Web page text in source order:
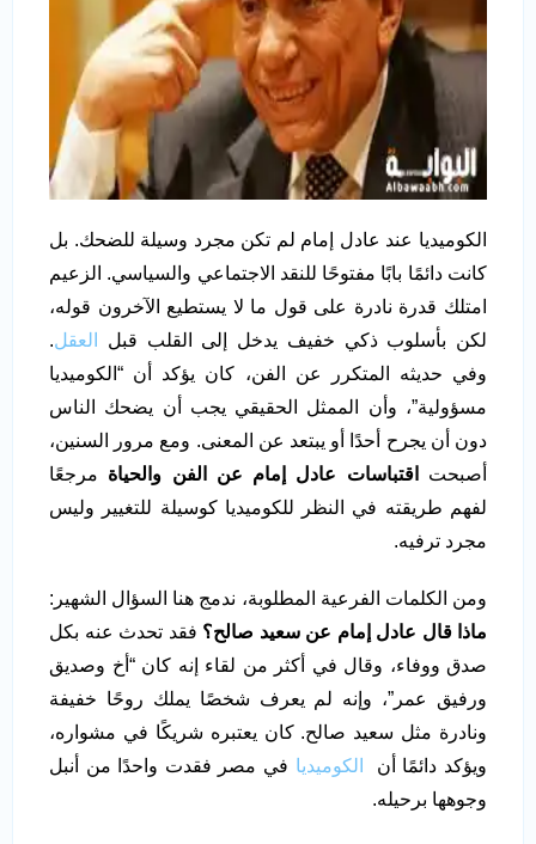
الكوميديا عند عادل إمام لم تكن مجرد وسيلة للضحك. بل
كانت دائمًا بابًا مفتوحًا للنقد الاجتماعي والسياسي. الزعيم
امتلك قدرة نادرة على قول ما لا يستطيع الآخرون قوله،
لكن بأسلوب ذكي خفيف يدخل إلى القلب قبل العقل.
وفي حديثه المتكرر عن الفن، كان يؤكد أن “الكوميديا
مسؤولية”، وأن الممثل الحقيقي يجب أن يضحك الناس
دون أن يجرح أحدًا أو يبتعد عن المعنى. ومع مرور السنين،
أصبحت
اقتباسات عادل إمام عن الفن والحياة مرجعًا
لفهم طريقته في النظر للكوميديا كوسيلة للتغيير وليس
مجرد ترفيه.
ومن الكلمات الفرعية المطلوبة، ندمج هنا السؤال الشهير:
ماذا قال عادل إمام عن سعيد صالح؟ فقد تحدث عنه بكل
صدق ووفاء، وقال في أكثر من لقاء إنه كان “أخ وصديق
ورفيق عمر”، وإنه لم يعرف شخصًا يملك روحًا خفيفة
ونادرة مثل سعيد صالح. كان يعتبره شريكًا في مشواره،
ويؤكد دائمًا أن
الكوميديا في مصر فقدت واحدًا من أنبل
وجوهها برحيله.